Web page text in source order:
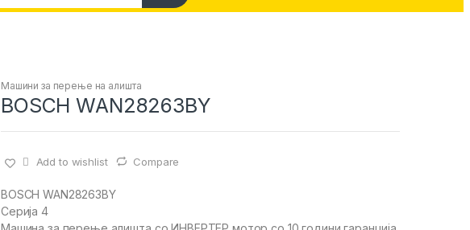
Машини за перење на алишта
BOSCH WAN28263BY
Add to wishlist Compare
BOSCH WAN28263BY
Серија 4